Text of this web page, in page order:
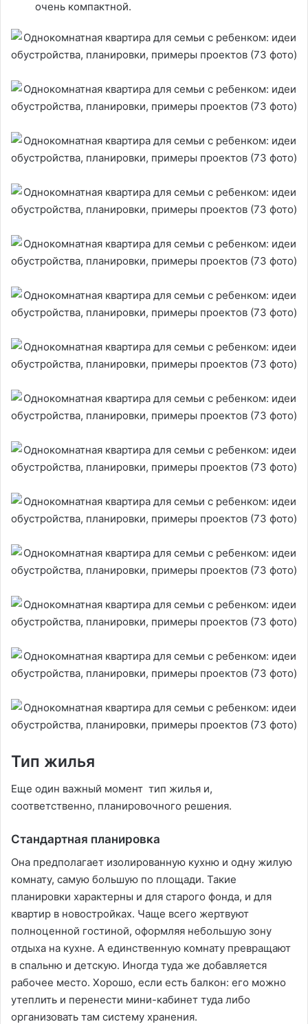
очень компактной.
Тип жилья
Еще один важный момент тип жилья и,
соответственно, планировочного решения.
Стандартная планировка
Она предполагает изолированную кухню и одну жилую
комнату, самую большую по площади. Такие
планировки характерны и для старого фонда, и для
квартир в новостройках. Чаще всего жертвуют
полноценной гостиной, оформляя небольшую зону
отдыха на кухне. А единственную комнату превращают
в спальню и детскую. Иногда туда же добавляется
рабочее место. Хорошо, если есть балкон: его можно
утеплить и перенести мини-кабинет туда либо
организовать там систему хранения.